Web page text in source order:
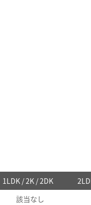
1LDK / 2K / 2DK
該当なし